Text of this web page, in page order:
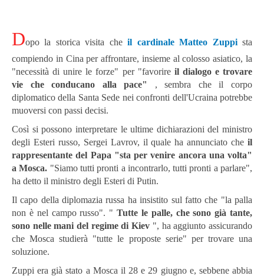
Dopo la storica visita cheil cardinale Matteo Zuppista
compiendo in Cina per affrontare, insieme al colosso asiatico, la
"necessità di unire le forze" per "favorire il dialogo e trovare
vie che conducano alla pace"
, sembra che il corpo
diplomatico della Santa Sede nei confronti dell'Ucraina potrebbe
muoversi con passi decisi.
Così si possono interpretare le ultime dichiarazioni del ministro
degli Esteri russo, Sergei Lavrov, il quale ha annunciato che il
rappresentante del Papa "sta per venire ancora una volta"
a Mosca. "Siamo tutti pronti a incontrarlo, tutti pronti a parlare",
ha detto il ministro degli Esteri di Putin.
Il capo della diplomazia russa ha insistito sul fatto che "la palla
non è nel campo russo". " Tutte le palle, che sono già tante,
sono nelle mani del regime di Kiev ", ha aggiunto assicurando
che Mosca studierà "tutte le proposte serie" per trovare una
soluzione.
Zuppi era già stato a Mosca il 28 e 29 giugno e, sebbene abbia